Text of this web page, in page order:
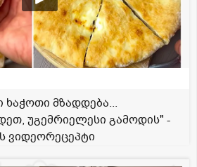
ხაჭოთი მზადდება...
უგემრიელესი გამოდის" -
ვიდეორეცეპტი